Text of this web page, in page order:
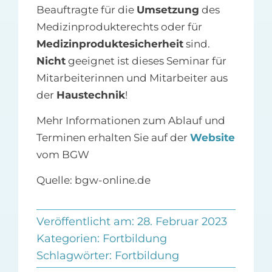
Beauftragte für die Umsetzung des
Medizinprodukterechts oder für
Medizinproduktesicherheitsind.
Nichtgeeignet ist dieses Seminar für
Mitarbeiterinnen und Mitarbeiter aus
der Haustechnik!
Mehr Informationen zum Ablauf und
Terminen erhalten Sie auf der Website
vom BGW
Quelle: bgw-online.de
Veröffentlicht am: 28. Februar 2023
Kategorien: Fortbildung
Schlagwörter: Fortbildung